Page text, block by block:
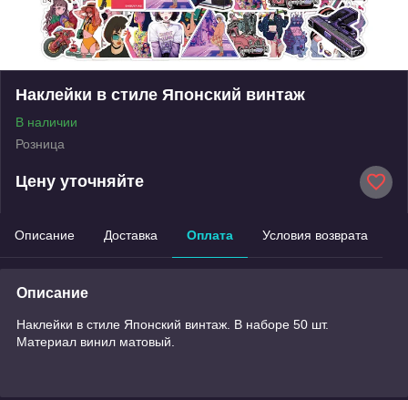
Наклейки в стиле Японский винтаж
В наличии
Розница
Цену уточняйте
Описание Доставка Оплата Условия возврата
Описание
Наклейки в стиле Японский винтаж. В наборе 50 шт.
Материал винил матовый.